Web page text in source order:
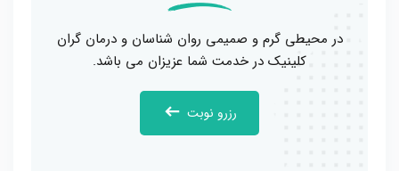
در محیطی گرم و صمیمی روان شناسان و درمان گران
کلینیک در خدمت شما عزیزان می باشد.
رزرو نوبت